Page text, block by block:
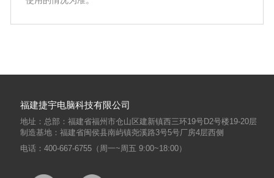
福建捷宇电脑科技有限公司
地址：总部：福建省福州市仓山区建新镇西三环19号D2号楼19-20层
制造基地：福建省闽侯县南屿镇尧溪路3号5号厂房4层西侧
电话：400-667-6755（周一~周五 9:00~18:00）